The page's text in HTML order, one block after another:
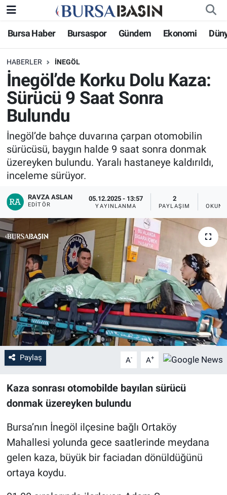
Bursa Haber Bursaspor Gündem Ekonomi
HABERLER İNEGÖL
İnegöl’de Korku Dolu Kaza:
Sürücü 9 Saat Sonra
Bulundu
İnegöl’de bahçe duvarına çarpan otomobilin
sürücüsü, baygın halde 9 saat sonra donmak
üzereyken bulundu. Yaralı hastaneye kaldırıldı,
inceleme sürüyor.
RAVZA ASLAN
EDITÖR
05.12.2025 - 13:57
YAYINLANMA
2
PAYLAŞIM
Paylaş A- A+
Kaza sonrası otomobilde bayılan sürücü
donmak üzereyken bulundu
Bursa’nın İnegöl ilçesine bağlı Ortaköy
Mahallesi yolunda gece saatlerinde meydana
gelen kaza, büyük bir faciadan dönüldüğünü
ortaya koydu.
Bursa Haber
Genel
Politika
Bilim, Teknoloji
KÜLTÜR-SANAT
Yerel
Bursaspor
Gündem
Sağlık
Eğitim
Ekonomi
Dünya
Teknoloji
Siyaset
Yaşam
Spor
Nöbetçi Eczaneler
Bursa Nöbetçi Eczaneler
Bursa Hava Durumu
Bursa Namaz Vakitleri
Bursa Trafik Yoğunluk Haritası
Süper Lig Puan Durumu ve Fikstür
Tüm Manşetler
Son Dakika Haberleri
Haber Arşivi